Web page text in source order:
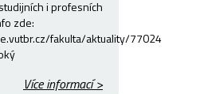
i profesních
zde:
fakulta/aktuality/77024
Více informací >